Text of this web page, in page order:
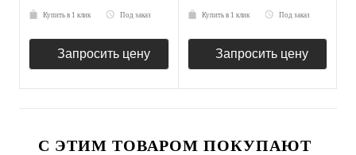
Купить в 1 клик Под заказ
Запросить цену
Купить в 1 клик Под заказ
Запросить цену
С ЭТИМ ТОВАРОМ ПОКУПАЮТ